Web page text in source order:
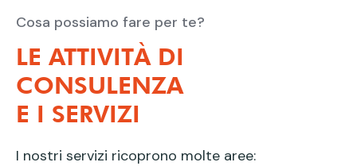
Cosa possiamo fare per te?
LE ATTIVITÀ DI
CONSULENZA
E I SERVIZI
I nostri servizi ricoprono molte aree: